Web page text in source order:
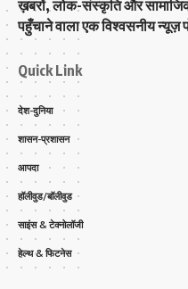
ख़बरों, लोक-संस्कृति और सामाजिक
पहुँचाने वाला एक विश्वसनीय न्यूज़
Quick Link
देश-दुनिया
शासन-प्रशासन
आपदा
हॉलीवुड/बॉलीवुड
साइंस & टेक्नोलॉजी
हेल्थ & फिटनेस